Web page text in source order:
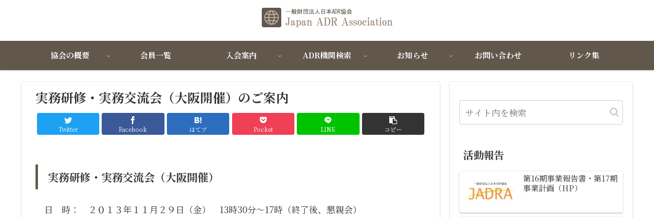
協会の概要 会員一覧 入会案内 ADR機関検索 お知らせ お問い合わせ リンク集
実務研修・実務交流会（大阪開催）のご案内
Twitter Facebook はてブ Pocket LINE コピー
実務研修・実務交流会（大阪開催）
日 時： ２０１３年１１月２９日（金） 13時30分～17時（終了後、懇親会）
活動報告
第16期事業報告書・第17期
事業計画（HP）